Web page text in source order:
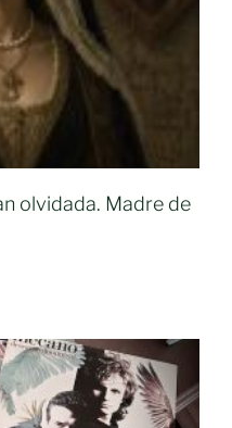
olvidada. Madre de